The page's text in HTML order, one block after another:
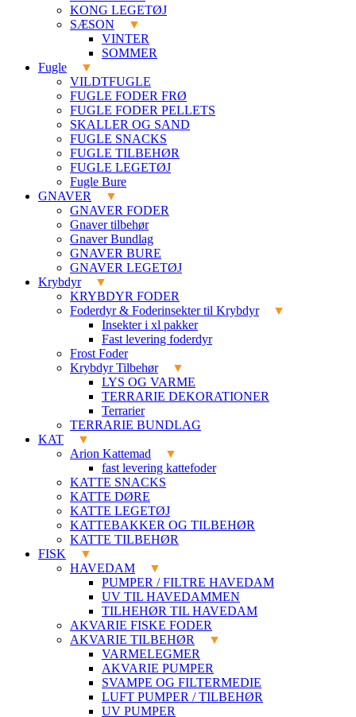
KONG LEGETØJ
SÆSON
VINTER
SOMMER
Fugle
VILDTFUGLE
FUGLE FODER FRØ
FUGLE FODER PELLETS
SKALLER OG SAND
FUGLE SNACKS
FUGLE TILBEHØR
FUGLE LEGETØJ
Fugle Bure
GNAVER
GNAVER FODER
Gnaver tilbehør
Gnaver Bundlag
GNAVER BURE
GNAVER LEGETØJ
Krybdyr
KRYBDYR FODER
Foderdyr & Foderinsekter til Krybdyr
Insekter i xl pakker
Fast levering foderdyr
Frost Foder
Krybdyr Tilbehør
LYS OG VARME
TERRARIE DEKORATIONER
Terrarier
TERRARIE BUNDLAG
KAT
Arion Kattemad
fast levering kattefoder
KATTE SNACKS
KATTE DØRE
KATTE LEGETØJ
KATTEBAKKER OG TILBEHØR
KATTE TILBEHØR
FISK
HAVEDAM
PUMPER / FILTRE HAVEDAM
UV TIL HAVEDAMMEN
TILHEHØR TIL HAVEDAM
AKVARIE FISKE FODER
AKVARIE TILBEHØR
VARMELEGMER
AKVARIE PUMPER
SVAMPE OG FILTERMEDIE
LUFT PUMPER / TILBEHØR
UV PUMPER